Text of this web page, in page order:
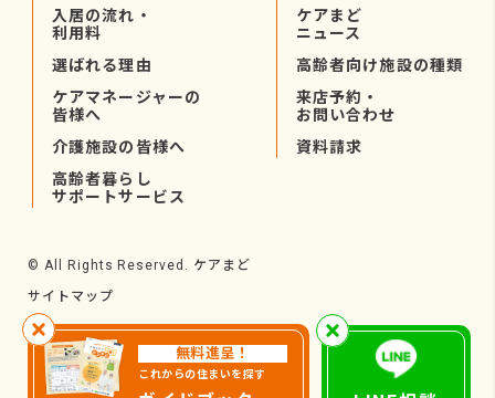
無料進呈！
これからの住まいを探す
入居の流れ・
利用料
選ばれる理由
ケアマネージャーの
皆様へ
介護施設の皆様へ
高齢者暮らし
サポートサービス
ケアまど
ニュース
高齢者向け施設の種類
来店予約・
お問い合わせ
資料請求
© All Rights Reserved. ケアまど
サイトマップ